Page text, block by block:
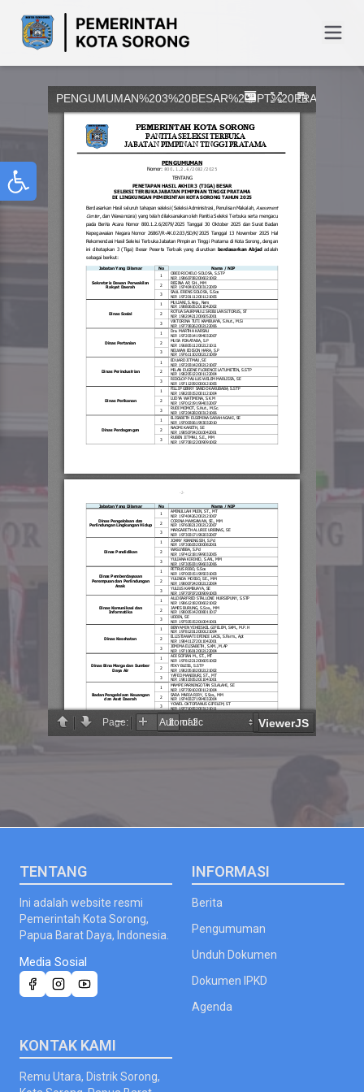
TENTANG
Ini adalah website resmi
Pemerintah Kota Sorong,
Papua Barat Daya, Indonesia.
Media Sosial
INFORMASI
Berita
Pengumuman
Unduh Dokumen
Dokumen IPKD
Agenda
KONTAK KAMI
Remu Utara, Distrik Sorong,